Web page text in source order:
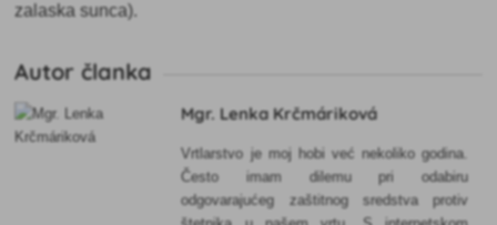
zalaska sunca).
Autor članka
Mgr. Lenka Krčmáriková
Vrtlarstvo je moj hobi već nekoliko godina.
Često imam dilemu pri odabiru
odgovarajućeg zaštitnog sredstva protiv